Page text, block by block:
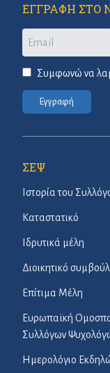
ΕΓΓΡΑΦΗ ΣΤΟ
Email
Συμφωνώ να
Εγγραφή
ΣΕΨ
Ιστορία του
Καταστατικό
Ιδρυτικά μέλη
Διοικητικό
Επίτιμα Μέλη
Ευρωπαϊκή
Συλλόγων
Ημερολόγιο